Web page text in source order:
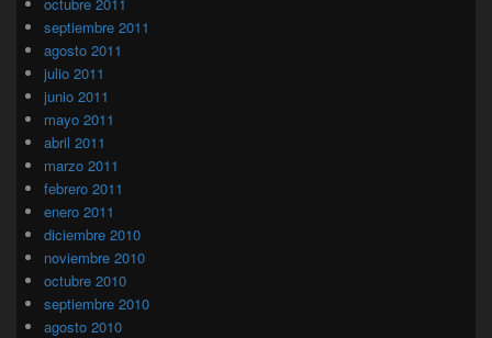
septiembre 2011
agosto 2011
julio 2011
junio 2011
mayo 2011
abril 2011
marzo 2011
febrero 2011
enero 2011
diciembre 2010
noviembre 2010
octubre 2010
septiembre 2010
agosto 2010